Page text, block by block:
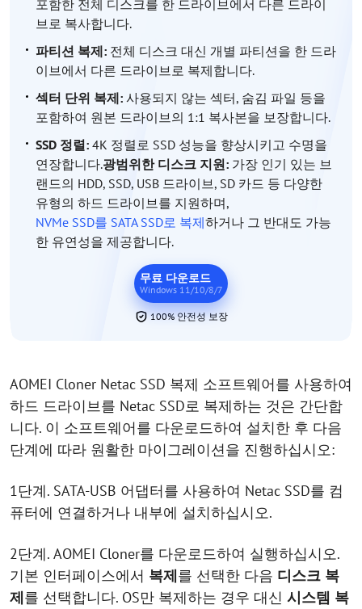
포함한 전체 디스크를 한 드라이브에서 다른 드라이
브로 복사합니다.
파티션 복제: 전체 디스크 대신 개별 파티션을 한 드라
이브에서 다른 드라이브로 복제합니다.
섹터 단위 복제: 사용되지 않는 섹터, 숨김 파일 등을
포함하여 원본 드라이브의 1:1 복사본을 보장합니다.
SSD 정렬: 4K 정렬로 SSD 성능을 향상시키고 수명을
연장합니다.광범위한 디스크 지원: 가장 인기 있는 브
랜드의 HDD, SSD, USB 드라이브, SD 카드 등 다양한
유형의 하드 드라이브를 지원하며,
NVMe SSD를 SATA SSD로 복제하거나 그 반대도 가능
한 유연성을 제공합니다.
무료 다운로드
Windows 11/10/8/7
100% 안전성 보장
AOMEI Cloner Netac SSD 복제 소프트웨어를 사용하여
하드 드라이브를 Netac SSD로 복제하는 것은 간단합
니다. 이 소프트웨어를 다운로드하여 설치한 후 다음
단계에 따라 원활한 마이그레이션을 진행하십시오:
1단계. SATA-USB 어댑터를 사용하여 Netac SSD를 컴
퓨터에 연결하거나 내부에 설치하십시오.
2단계. AOMEI Cloner를 다운로드하여 실행하십시오.
기본 인터페이스에서 복제를 선택한 다음 디스크 복
제를 선택합니다. OS만 복제하는 경우 대신 시스템 복